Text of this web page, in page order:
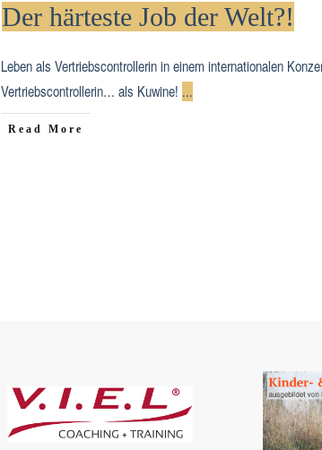
Der härteste Job der Welt?!
Leben als Vertriebscontrollerin in einem internationalen
Vertriebscontrollerin… als Kuwine! ...
​Read More